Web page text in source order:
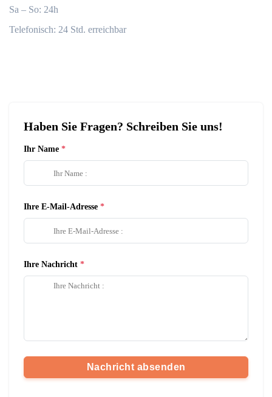
Sa – So: 24h
Telefonisch: 24 Std. erreichbar
Haben Sie Fragen? Schreiben Sie uns!
Ihr Name
Ihre E-Mail-Adresse
Ihre Nachricht
Nachricht absenden